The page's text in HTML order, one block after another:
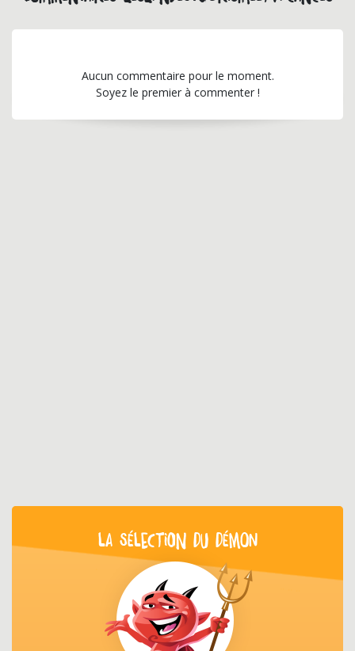
Aucun commentaire pour le moment.
Soyez le premier à commenter !
LA SÉLECTION DU DÉMON